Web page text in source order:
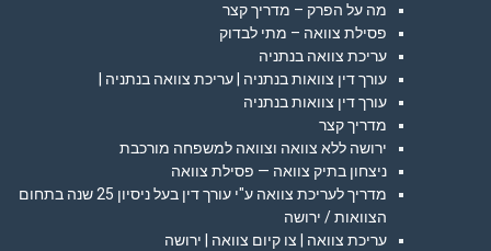
מה על הפרק – מדריך קצר
פסילת צוואה – מתי לבדוק
עריכת צוואה בנתניה
עורך דין צוואות בנתניה | עריכת צוואה בנתניה |
עורך דין צוואות בנתניה
מדריך קצר
ירושה ללא צוואה וצוואה למשפחה מורכבת
ניצחון בתיק צוואה — פסילת צוואה
מדריך לעריכת צוואה ע"י עורך דין בעל ניסיון 25 שנה בתחום
הצוואות / ירושה
עריכת צוואה | צו קיום צוואה | ירושה